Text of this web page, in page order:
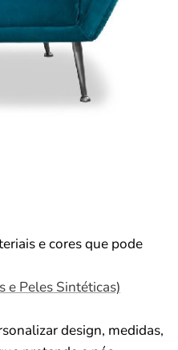
e cores que pode
e Peles Sintéticas)
design, medidas,